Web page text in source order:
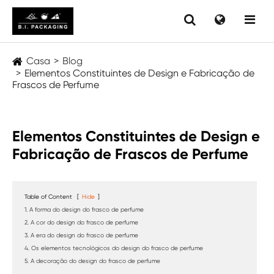
Casa
Blog
Elementos Constituintes de Design e Fabricação de
Frascos de Perfume
Elementos Constituintes de Design e
Fabricação de Frascos de Perfume
Table of Content [ Hide ]
1. A forma do design do frasco de perfume
2. A cor do design do frasco de perfume
3. A era do design do frasco de perfume
4. Os elementos tecnológicos do design do frasco de perfume
5. A decoração do design do frasco de perfume